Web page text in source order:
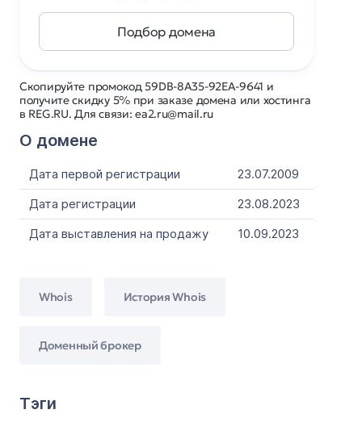
Скопируйте промокод 59DB-8A35-92EA-9641 и
получите скидку 5% при заказе домена или хостинга
в REG.RU. Для связи: ea2.ru@mail.ru
О домене
Дата первой регистрации
23.07.2009
Дата регистрации
23.08.2023
Дата выставления на продажу
10.09.2023
Whois История Whois
Доменный брокер
Тэги
Подбор домена